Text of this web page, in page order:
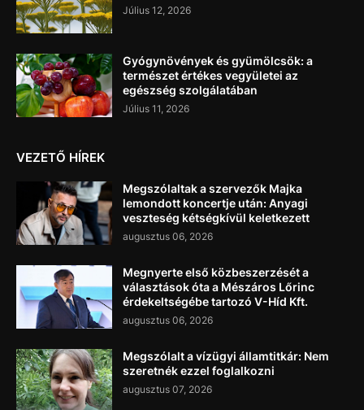
Július 12, 2026
Gyógynövények és gyümölcsök: a
természet értékes vegyületei az
egészség szolgálatában
Július 11, 2026
VEZETŐ HÍREK
Megszólaltak a szervezők Majka
lemondott koncertje után: Anyagi
veszteség kétségkívül keletkezett
augusztus 06, 2026
Megnyerte első közbeszerzését a
választások óta a Mészáros Lőrinc
érdekeltségébe tartozó V-Híd Kft.
augusztus 06, 2026
Megszólalt a vízügyi államtitkár: Nem
szeretnék ezzel foglalkozni
augusztus 07, 2026